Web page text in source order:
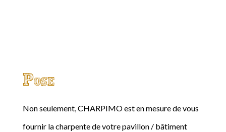
Pose
Non seulement, CHARPIMO est en mesure de vous
fournir la charpente de votre pavillon / bâtiment